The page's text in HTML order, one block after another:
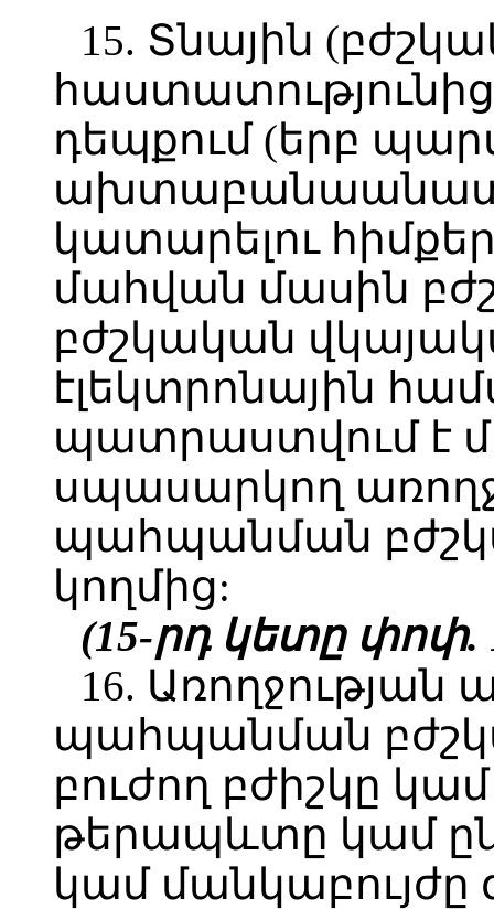
15. Տնային
դեպքում (երբ
կատարելու
մահվան մասին
բժշկական
էլեկտրոնային
պատրաստվում է
սպասարկող
պահպանման
կողմից:
(15-րդ կետը փոփ.
16. Առողջության
պահպանման
բուժող բժիշկը
թերապևտը կամ
կամ մանկաբույժը